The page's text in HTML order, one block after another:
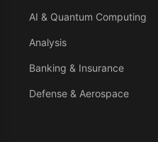
AI & Quantum Computing
Analysis
Banking & Insurance
Defense & Aerospace